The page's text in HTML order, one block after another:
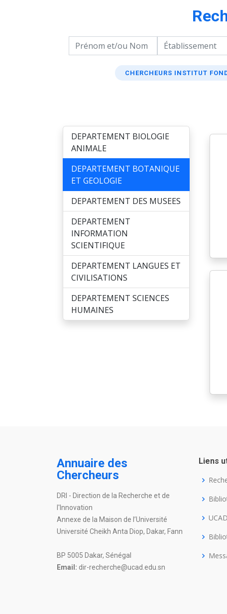
CHERCHEURS INSTITUT
DEPARTEMENT BIOLOGIE
ANIMALE
DEPARTEMENT BOTANIQUE
ET GEOLOGIE
DEPARTEMENT DES MUSEES
DEPARTEMENT
INFORMATION
SCIENTIFIQUE
DEPARTEMENT LANGUES ET
CIVILISATIONS
DEPARTEMENT SCIENCES
HUMAINES
Annuaire des
Chercheurs
DRI - Direction de la Recherche et de
l'Innovation
Annexe de la Maison de l’Université
Université Cheikh Anta Diop, Dakar, Fann
BP 5005 Dakar, Sénégal
Email: dir-recherche@ucad.edu.sn
Liens
UCAD